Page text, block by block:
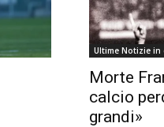
Ultime Notizie in
Morte
calcio
grandi»